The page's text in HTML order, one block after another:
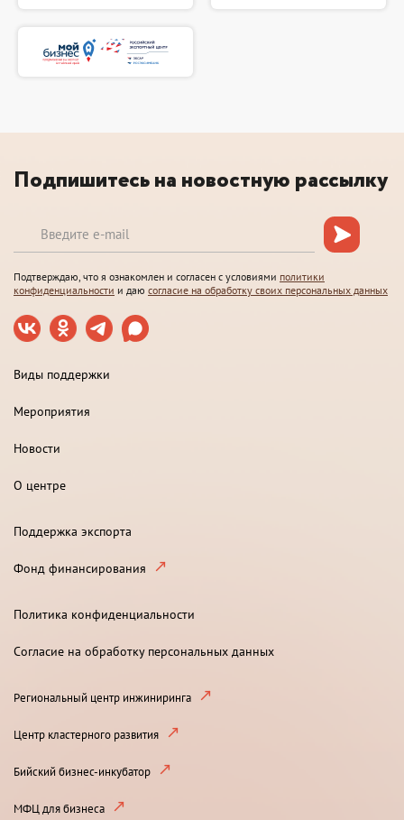
Подпишитесь на новостную рассылку
Подтверждаю, что я ознакомлен и согласен с условиями политики
конфиденциальности и даю согласие на обработку своих персональных данных
Виды поддержки
Мероприятия
Новости
О центре
Поддержка экспорта
Фонд финансирования
Политика конфиденциальности
Согласие на обработку персональных данных
Региональный центр инжиниринга
Центр кластерного развития
Бийский бизнес-инкубатор
МФЦ для бизнеса